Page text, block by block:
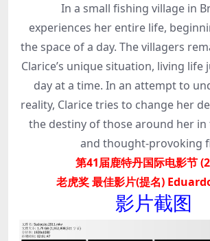
In a small fishing village in
experiences her entire life,
the space of a day. The villagers
Clarice’s unique situation, living life
day at a time. In an attempt to
reality, Clarice tries to change her
the destiny of those around her
and thought-provoking
第41届鹿特丹国际电影节
老虎奖 最佳影片(提名)
影片截图